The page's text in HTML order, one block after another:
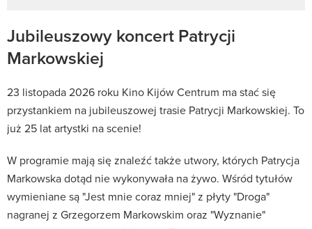
Jubileuszowy koncert Patrycji
Markowskiej
23 listopada 2026 roku Kino Kijów Centrum ma stać się
przystankiem na jubileuszowej trasie Patrycji Markowskiej. To
już 25 lat artystki na scenie!
W programie mają się znaleźć także utwory, których Patrycja
Markowska dotąd nie wykonywała na żywo. Wśród tytułów
wymieniane są "Jest mnie coraz mniej" z płyty "Droga"
nagranej z Grzegorzem Markowskim oraz "Wyznanie"